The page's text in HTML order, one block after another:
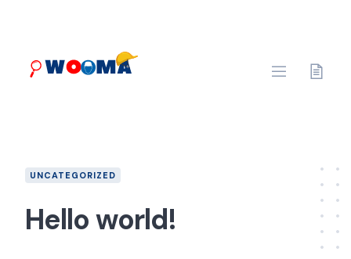
UNCATEGORIZED
Hello world!